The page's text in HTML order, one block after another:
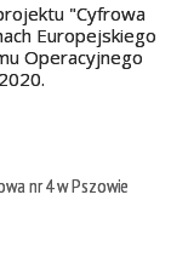
"Cyfrowa
Europejskiego
Operacyjnego
nr 4 w Pszowie